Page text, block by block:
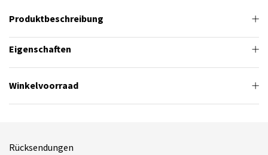
Produktbeschreibung
Eigenschaften
Winkelvoorraad
Rücksendungen